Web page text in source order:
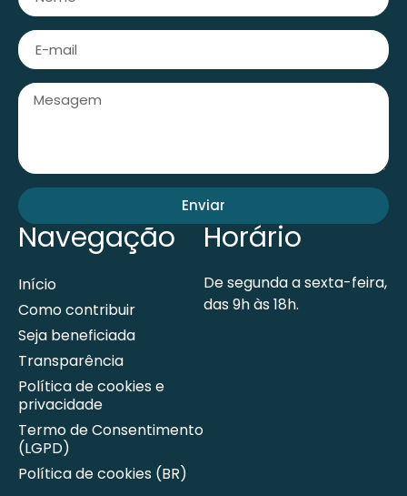
Enviar
Navegação
Início
Como contribuir
Seja beneficiada
Transparência
Política de cookies e
privacidade
Termo de Consentimento
(LGPD)
Política de cookies (BR)
Horário
De segunda a sexta-feira,
das 9h às 18h.